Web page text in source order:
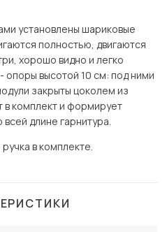
установлены шариковые
полностью, двигаются
хорошо видно и легко
опоры высотой 10 см: под ними
закрыты цоколем из
комплект и формирует
длине гарнитура.
в комплекте.